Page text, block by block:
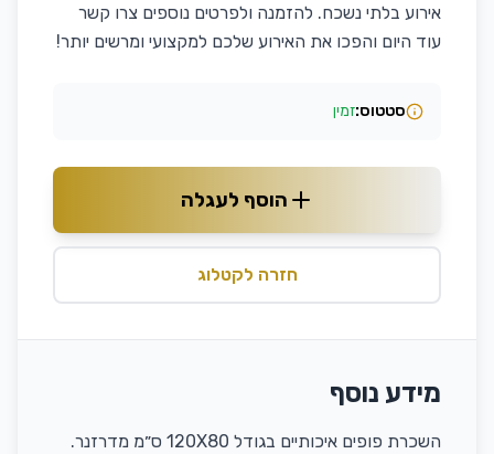
אירוע בלתי נשכח. להזמנה ולפרטים נוספים צרו קשר
עוד היום והפכו את האירוע שלכם למקצועי ומרשים יותר!
סטטוס:זמין
הוסף לעגלה
חזרה לקטלוג
מידע נוסף
השכרת פופים איכותיים בגודל 120X80 ס״מ מדרזנר.